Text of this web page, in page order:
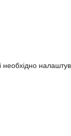
необхідно